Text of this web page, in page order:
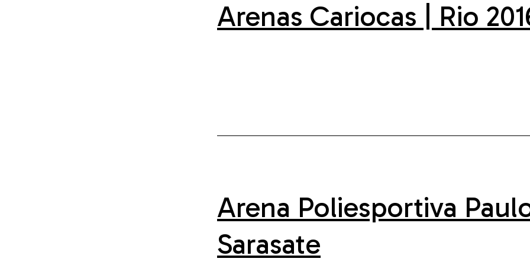
Arenas Cariocas | Rio
Arena Poliesportiva
Sarasate